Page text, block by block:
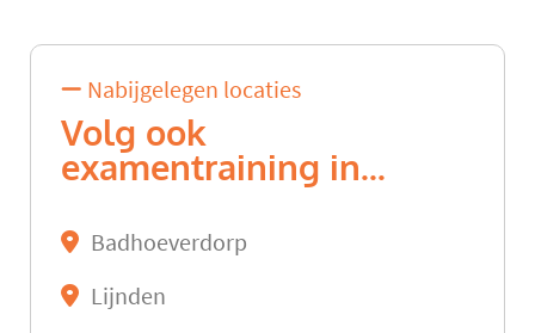
Nabijgelegen locaties
Volg ook
examentraining in...
Badhoeverdorp
Lijnden